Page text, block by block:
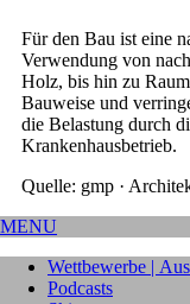
Für den Bau ist eine
Verwendung von
Holz, bis hin zu
Bauweise und
die Belastung durch
Krankenhausbetrieb.
Quelle: gmp ·
MENU
Wettbewerbe |
Podcasts